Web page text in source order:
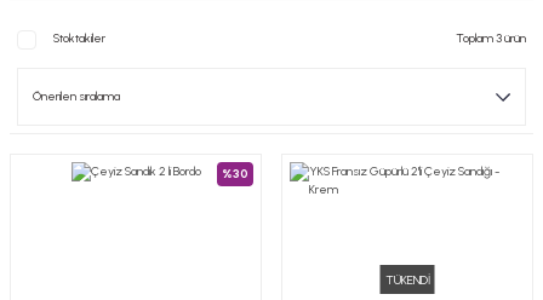
Stoktakiler Toplam 3 ürün
%30
TÜKENDİ